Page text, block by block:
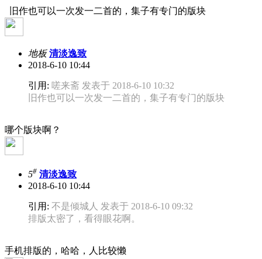
旧作也可以一次发一二首的，集子有专门的版块
地板 清淡逸致
2018-6-10 10:44
引用: 嗟来斋 发表于 2018-6-10 10:32
旧作也可以一次发一二首的，集子有专门的版块
哪个版块啊？
5# 清淡逸致
2018-6-10 10:44
引用: 不是倾城人 发表于 2018-6-10 09:32
排版太密了，看得眼花啊。
手机排版的，哈哈，人比较懒